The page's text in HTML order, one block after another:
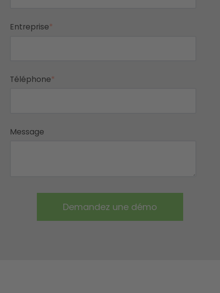
Entreprise*
Téléphone*
Message